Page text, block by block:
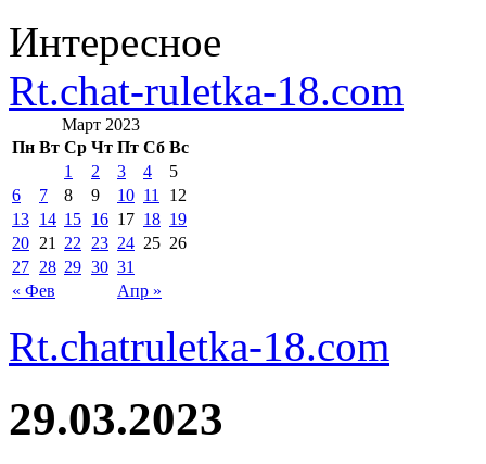
Интересное
Rt.chat-ruletka-18.com
Март 2023
Пн Вт Ср Чт Пт Сб Вс
« Фев Апр »
1 2 3 4
5
6
7 8 9 10 11
12
13 14 15 16 17 18 19
20 21 22 23 24 25 26
27 28 29 30 31
Rt.chatruletka-18.com
29.03.2023